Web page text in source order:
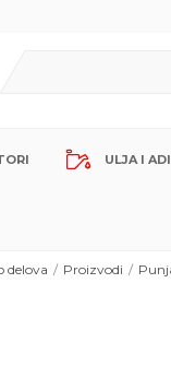
KARTICAMA!
ULJA I
delova Proizvodi